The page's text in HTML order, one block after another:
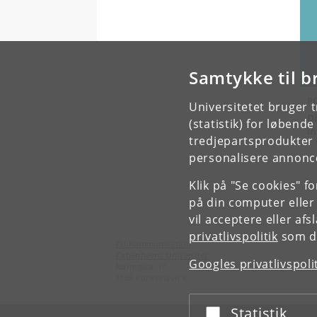
Samtykke til
Universitetet bruger
(statistik) for
tredjepartsprodukter
personalisere
Klik på "Se cookies"
på din computer
vil acceptere eller
privatlivspolitik som
Googles
Acceptér eller afslå
Statistik
KU Kommunikation